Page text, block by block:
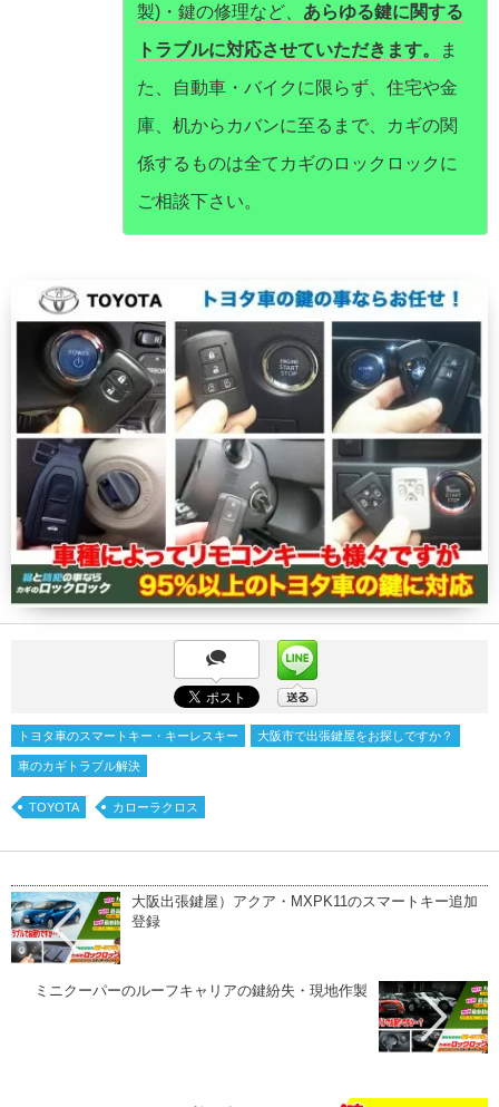
製)・鍵の修理など、 あらゆる鍵に関する
トラブルに対応させていただきます。
ま
た、自動車・バイクに限らず、住宅や金
庫、机からカバンに至るまで、カギの関
係するものは全てカギのロックロックに
ご相談下さい。
トヨタ車のスマートキー・キーレスキー 大阪市で出張鍵屋をお探しですか？
車のカギトラブル解決
TOYOTA カローラクロス
大阪出張鍵屋）アクア・MXPK11のスマートキー追加
登録
ミニクーパーのルーフキャリアの鍵紛失・現地作製